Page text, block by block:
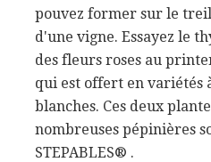
pouvez former sur le
d'une vigne. Essayez le
des fleurs roses au
qui est offert en variétés
blanches. Ces deux
nombreuses pépinières
STEPABLES® .